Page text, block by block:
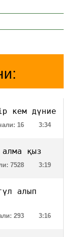
кем дүние
3:34
16
қыз
3:19
7528
алып
3:16
293